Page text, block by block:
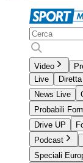
Video
Live
News Live
Probabili
Drive UP
Podcast
Speciali